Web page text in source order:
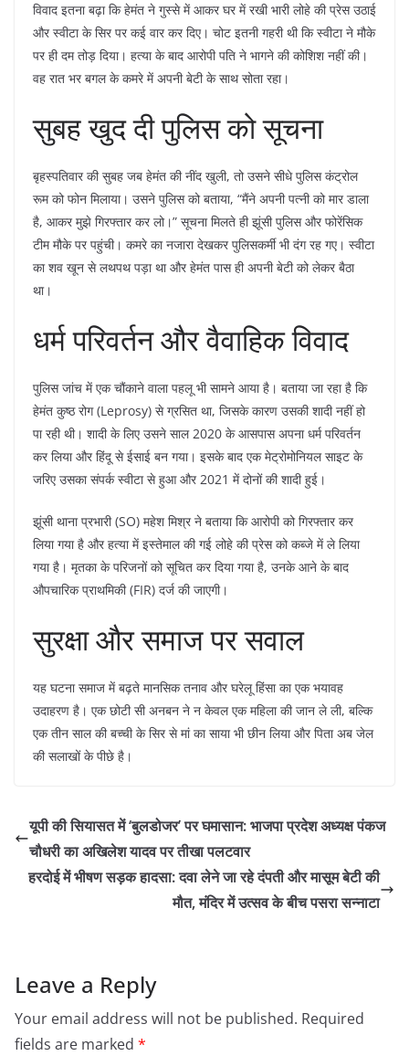
विवाद इतना बढ़ा कि हेमंत ने गुस्से में आकर घर में रखी भारी लोहे की प्रेस उठाई
और स्वीटा के सिर पर कई वार कर दिए। चोट इतनी गहरी थी कि स्वीटा ने मौके
पर ही दम तोड़ दिया। हत्या के बाद आरोपी पति ने भागने की कोशिश नहीं की।
वह रात भर बगल के कमरे में अपनी बेटी के साथ सोता रहा।
​सुबह खुद दी पुलिस को सूचना
​बृहस्पतिवार की सुबह जब हेमंत की नींद खुली, तो उसने सीधे पुलिस कंट्रोल
रूम को फोन मिलाया। उसने पुलिस को बताया, “मैंने अपनी पत्नी को मार डाला
है, आकर मुझे गिरफ्तार कर लो।” सूचना मिलते ही झूंसी पुलिस और फोरेंसिक
टीम मौके पर पहुंची। कमरे का नजारा देखकर पुलिसकर्मी भी दंग रह गए। स्वीटा
का शव खून से लथपथ पड़ा था और हेमंत पास ही अपनी बेटी को लेकर बैठा
था।
​धर्म परिवर्तन और वैवाहिक विवाद
​पुलिस जांच में एक चौंकाने वाला पहलू भी सामने आया है। बताया जा रहा है कि
हेमंत कुष्ठ रोग (Leprosy) से ग्रसित था, जिसके कारण उसकी शादी नहीं हो
पा रही थी। शादी के लिए उसने साल 2020 के आसपास अपना धर्म परिवर्तन
कर लिया और हिंदू से ईसाई बन गया। इसके बाद एक मेट्रोमोनियल साइट के
जरिए उसका संपर्क स्वीटा से हुआ और 2021 में दोनों की शादी हुई।
​झूंसी थाना प्रभारी (SO) महेश मिश्र ने बताया कि आरोपी को गिरफ्तार कर
लिया गया है और हत्या में इस्तेमाल की गई लोहे की प्रेस को कब्जे में ले लिया
गया है। मृतका के परिजनों को सूचित कर दिया गया है, उनके आने के बाद
औपचारिक प्राथमिकी (FIR) दर्ज की जाएगी।
​सुरक्षा और समाज पर सवाल
​यह घटना समाज में बढ़ते मानसिक तनाव और घरेलू हिंसा का एक भयावह
उदाहरण है। एक छोटी सी अनबन ने न केवल एक महिला की जान ले ली, बल्कि
एक तीन साल की बच्ची के सिर से मां का साया भी छीन लिया और पिता अब जेल
की सलाखों के पीछे है।
यूपी की सियासत में ‘बुलडोजर’ पर घमासान: भाजपा प्रदेश अध्यक्ष पंकज
चौधरी का अखिलेश यादव पर तीखा पलटवार
​हरदोई में भीषण सड़क हादसा: दवा लेने जा रहे दंपती और मासूम बेटी की
मौत, मंदिर में उत्सव के बीच पसरा सन्नाटा
Leave a Reply
Your email address will not be published. Required
fields are marked *